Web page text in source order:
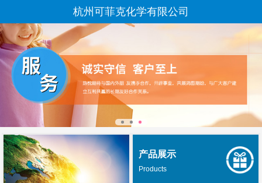
杭州可菲克化学有限公司
产品展示
Products